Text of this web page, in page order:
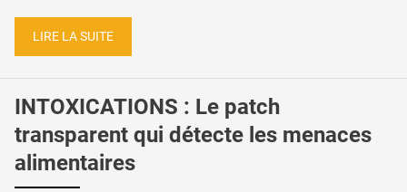
LIRE LA SUITE
INTOXICATIONS : Le patch
transparent qui détecte les menaces
alimentaires